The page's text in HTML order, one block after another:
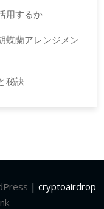
用するか
蝶蘭アレンジメン
秘訣
| cryptoairdrop